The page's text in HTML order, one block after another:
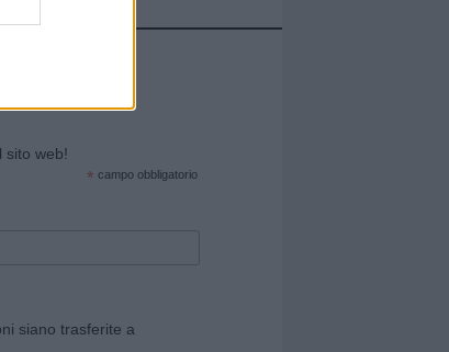
sito web!
* campo obbligatorio
siano trasferite a